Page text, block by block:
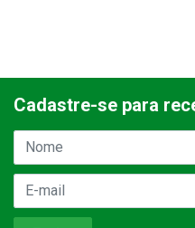
Cadastre-se para